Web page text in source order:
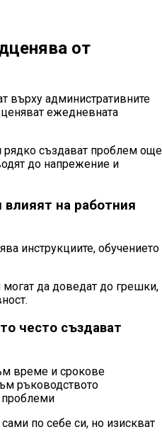
от
върху административните
ежедневната
рядко създават проблем още
до напрежение и
влияят на работния
инструкциите, обучението
да доведат до грешки,
често създават
време и срокове
ръководството
проблеми
по себе си, но изискват